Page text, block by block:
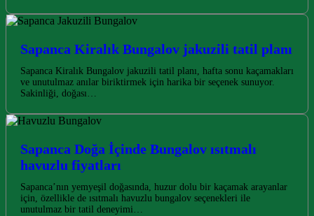
Sapanca Kiralık Bungalov jakuzili tatil planı
Sapanca Kiralık Bungalov jakuzili tatil planı, hafta sonu kaçamakları
ve unutulmaz anılar biriktirmek için harika bir seçenek sunuyor.
Sakinliği, doğası…
Sapanca Doğa İçinde Bungalov ısıtmalı
havuzlu fiyatları
Sapanca’nın yemyeşil doğasında, huzur dolu bir kaçamak arayanlar
için, özellikle de ısıtmalı havuzlu bungalov seçenekleri ile
unutulmaz bir tatil deneyimi…